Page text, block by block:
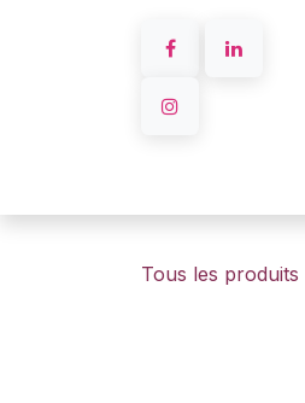
Tous les produits